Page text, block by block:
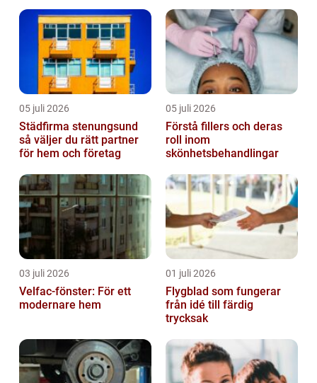
05 juli 2026
Städfirma stenungsund
så väljer du rätt partner
för hem och företag
05 juli 2026
Förstå fillers och deras
roll inom
skönhetsbehandlingar
03 juli 2026
Velfac-fönster: För ett
modernare hem
01 juli 2026
Flygblad som fungerar
från idé till färdig
trycksak